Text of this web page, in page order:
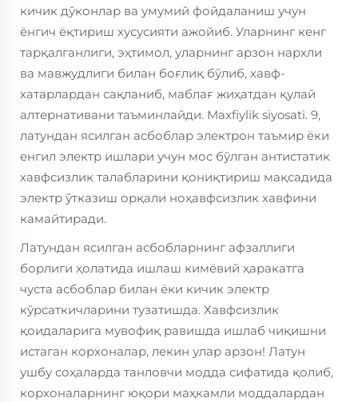
кичик дўконлар ва умумий фойдаланиш учун
ёнгич ёқтириш хусусияти ажойиб. Уларнинг кенг
тарқалганлиги, эҳтимол, уларнинг арзон нархли
ва мавжудлиги билан боғлиқ бўлиб, хавф-
хатарлардан сақланиб, маблағ жиҳатдан қулай
алтернативани таъминлайди. Maxfiylik siyosati. 9,
латундан ясилган асбоблар электрон таъмир ёки
енгил электр ишлари учун мос бўлган антистатик
хавфсизлик талабларини қониқтириш мақсадида
электр ўтказиш орқали ноҳавфсизлик хавфини
камайтиради.
Латундан ясилган асбобларнинг афзаллиги
борлиги ҳолатида ишлаш кимёвий ҳаракатга
чуста асбоблар билан ёки кичик электр
кўрсаткичларини тузатишда. Хавфсизлик
қоидаларига мувофиқ равишда ишлаб чиқишни
истаган корхоналар, лекин улар арзон! Латун
ушбу соҳаларда танловчи модда сифатида қолиб,
корхоналарнинг юқори маҳкамли моддалардан